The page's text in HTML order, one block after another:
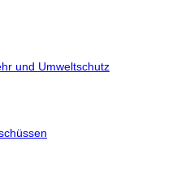
und Umweltschutz